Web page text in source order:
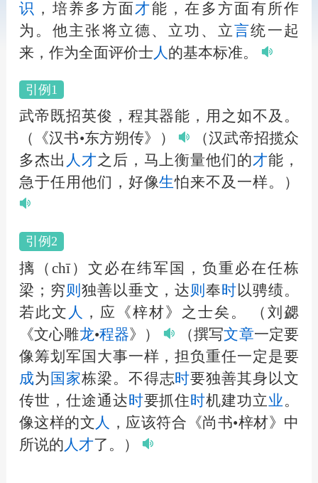
识 ，培养多方面 才能，在多方面有所作
为。他主张将立德、立功、立言统一起
来，作为全面评价士人 的基本标准。
引例1
武帝既招英俊，程其器能，用之如不及。
（《汉书•东方朔传》）
（汉武帝招揽众
多杰出 人 才之后，马上衡量他们的才能，
急于任用他们，好像生怕来不及一样。）
引例2
摛（chī）文必在纬军国，负重必在任栋
梁；穷则 独善以垂文，达则奉时以骋绩。
若此文 人 ，应《梓材》之士矣。
（刘勰
《文心雕龙•程器》） （撰写文章一定要
像筹划军国大事一样，担负重任一定是要
成为 国家栋梁。不得志时要独善其身以文
传世，仕途通达时要抓住时机建功立业。
像这样的文 人
，应该符合《尚书•梓材》中
所说的 人 才了。）